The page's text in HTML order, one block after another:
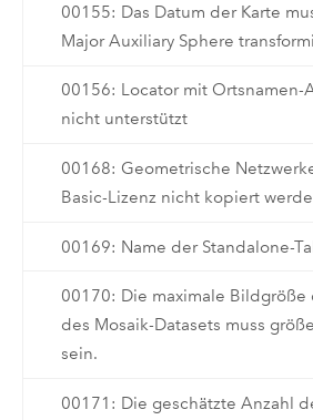
00155: Das Datum der Karte
Major Auxiliary Sphere
00156: Locator mit Ortsnamen-
nicht unterstützt
00168: Geometrische
Basic-Lizenz nicht kopiert
00169: Name der Standalone-
00170: Die maximale
des Mosaik-Datasets muss
sein.
00171: Die geschätzte Anzahl